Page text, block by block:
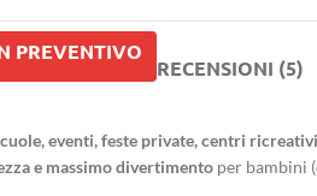
PREVENTIVO
RECENSIONI (5)
eventi, feste private, centri
e massimo divertimento per bambini